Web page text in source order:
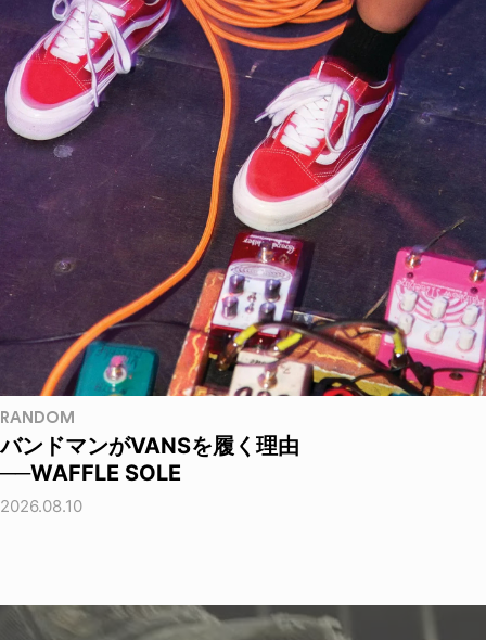
RANDOM
バンドマンがVANSを履く理由
──WAFFLE SOLE
2026.08.10